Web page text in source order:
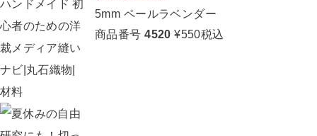
5mm ペールラベンダー
商品番号4520 ¥550税込